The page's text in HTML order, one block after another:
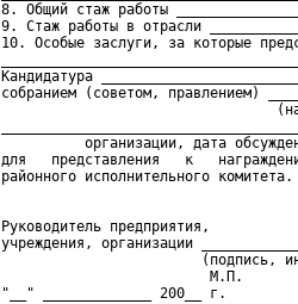
8. Общий стаж работы
9. Стаж работы в отрасли
10. Особые заслуги, за которые
Кандидатура
собранием (советом, правлением)
организации, дата
для   представления   к
Руководитель предприятия,
учреждения, организации
(подпись,
                         М.П.
"__" _____________ 200__ г.